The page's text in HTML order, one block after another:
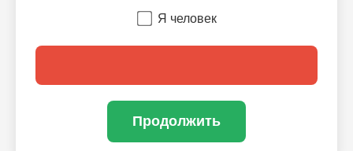
Я человек
Продолжить